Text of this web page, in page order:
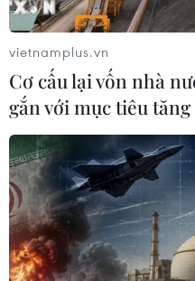
Phó Tổng Biên tập:
Sở hữu trí tuệ
Ngôn ngữ
Dịch vụ tin
Liên hệ
vietnamplus.vn
Cơ cấu lại vốn nhà
gắn với mục tiêu